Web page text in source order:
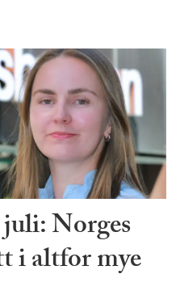
Norges
i altfor mye